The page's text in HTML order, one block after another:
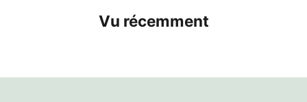
Vu récemment